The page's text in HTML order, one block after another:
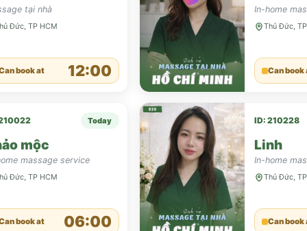
tại nhà
Đức, TP HCM
book at 12:00
In-home
Thủ Đức,
Can book
Today
mộc
massage service
Đức, TP HCM
book at 06:00
ID: 210228
Linh
In-home
Thủ Đức,
Can book